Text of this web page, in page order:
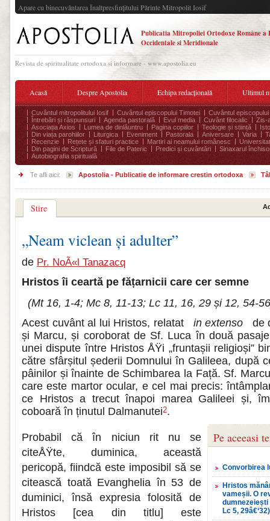
Apare cu binecuvântarea Înaltpresfinţitului Părinte Mitropolit Iosif
Publicatia Mitropoliei Ortodoxe Române a
Occidentale si Meridionale
Revista de spiritualitate ortodoxa si informare - www.apostolia.eu
Acasă Despre Apostolia Echipa redacțională Ultimul
Cuvântul mitropolitului Iosif Cuvântul episcopului Timotei
Cuvântul episcopului
Întrebări și răspunsuri
Agenda pastorală Evul media Cuvânt filocalic
Zis-
Asociația Axios
Lumea de dinlăuntru Pagina copiilor Teologie și stiință
Din viața parohiilor
Liturgica Eveniment Pastorala Aniversare Varia
Recenzie
Rețete și sfaturi practice Martiri ai neamului românesc
Din pagini de Scriptură
File de Pateric Predici și cuvântări
Sinaxarul
Autobiografia spirituală
Te afli aici: Apostolia - Publicatie de informare crestin ortodoxa
Stire
„Neam viclean și adulter”
de Pr. NoÃ«l Tanazacq
Hristos îi ceartă pe fățarnicii care cer semne
(Mt 16, 1-4; Mc 8, 11-13; Lc 11, 16, 29 și 12, 54-
Acest cuvânt al lui Hristos, relatat
in extenso
de
și Marcu, și coroborat de Sf. Luca în două
unei dispute între Hristos ÅŸi „fruntașii religioși”
către sfârșitul șederii Domnului în Galileea, după
pâinilor și înainte de Schimbarea la Față. Sf.
care este martor ocular, e cel mai precis:
ce Hristos a trecut înapoi marea Galileei și,
coboară în ținutul Dalmanutei2.
Pe aceeasi
Convorbirea
Hristos
vameșii. O
dumnezeiești
Lc 5, 29â€‘32)
Probabil că în niciun rit nu se
citeÅŸte, duminica, această
pericopă, fiindcă este imposibil să se
citească toată Evanghelia în 53 de
duminici, însă expresia folosită de
Hristos [cea din titlu] este